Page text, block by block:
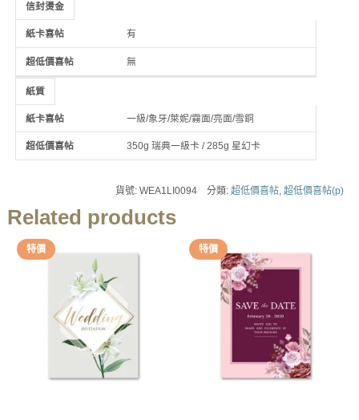
信封燙金
有
無
紙質
一級/象牙/萊妮/霧面/亮面/雪銅
350g 瑞典一級卡 / 285g 星幻卡
貨號:WEA1LI0094 分類:超低價喜帖,超低價喜帖(p)
Related products
特價 特價